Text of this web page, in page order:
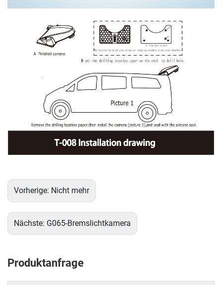
Vorherige: Nicht mehr
Nächste: G065-Bremslichtkamera
Produktanfrage